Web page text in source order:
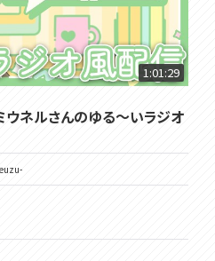
1:01:29
ウネルさんのゆる～いラジオ